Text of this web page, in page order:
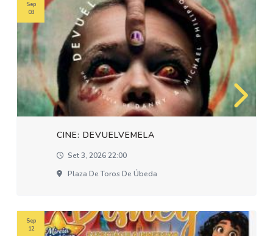
CINE: DEVUELVEMELA
Set 3, 2026 22:00
Plaza De Toros De Úbeda
Sep
03
Sep
12